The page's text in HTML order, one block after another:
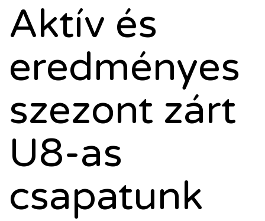
Aktív és
eredményes
szezont zárt
U8-as
csapatunk